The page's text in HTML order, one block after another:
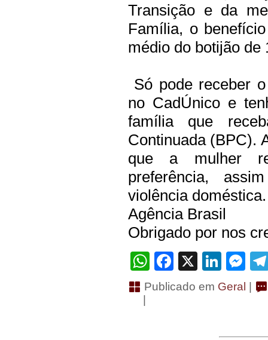
Transição e da
Família, o
médio do botijão de
Só pode receber
no CadÚnico e
família que
Continuada (BPC).
que a mulher
preferência,
violência doméstica.
Agência Brasil
Obrigado por nos
WhatsApp
Facebook
X
Publicado em Geral |